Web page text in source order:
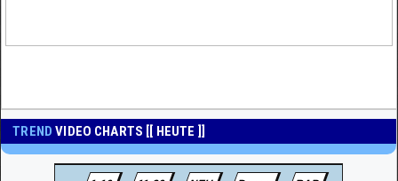
TRENDVIDEO CHARTS [[ HEUTE ]]